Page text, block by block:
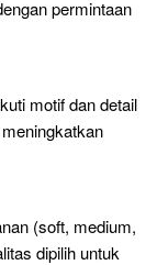
permintaan
motif dan detail
(soft, medium,
dipilih untuk